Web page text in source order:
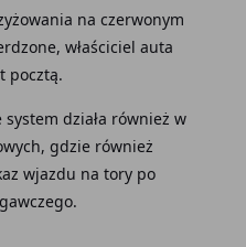
na czerwonym
właściciel auta
pocztą.
działa również w
gdzie również
wjazdu na tory po